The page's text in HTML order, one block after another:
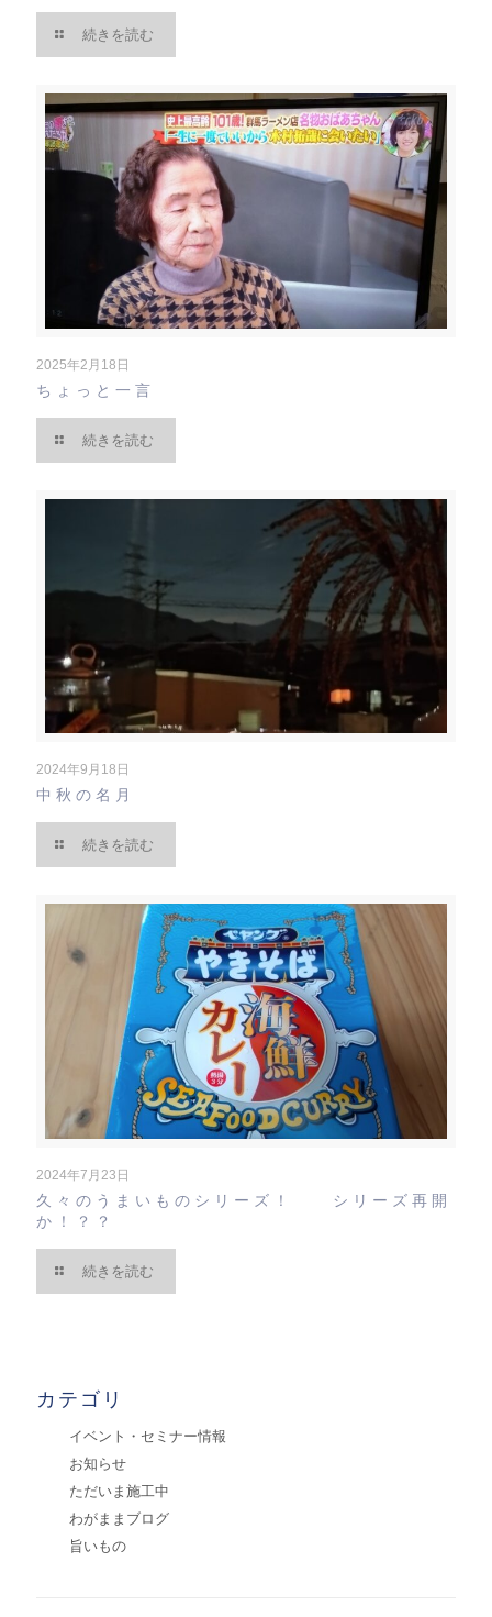
続きを読む
2025年2月18日
ちょっと一言
続きを読む
2024年9月18日
中秋の名月
続きを読む
2024年7月23日
久々のうまいものシリーズ！ シリーズ再開
か！？？
続きを読む
カテゴリ
イベント・セミナー情報
お知らせ
ただいま施工中
わがままブログ
旨いもの